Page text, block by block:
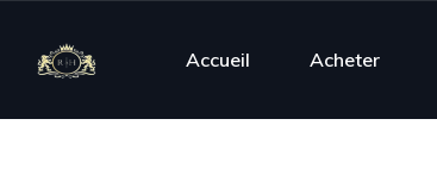
Accueil Acheter